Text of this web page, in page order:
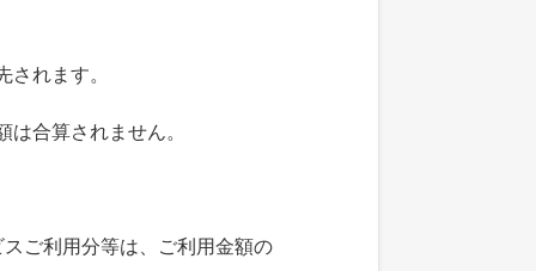
れます。
合算されません。
ご利用分等は、ご利用金額の